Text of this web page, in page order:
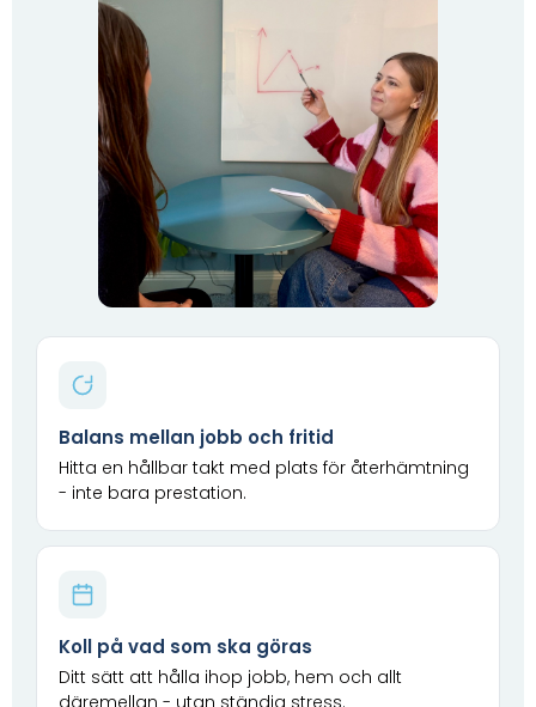
Balans mellan jobb och fritid
Hitta en hållbar takt med plats för återhämtning
- inte bara prestation.
Koll på vad som ska göras
Ditt sätt att hålla ihop jobb, hem och allt